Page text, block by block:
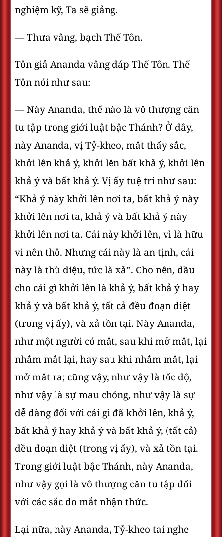
nghiệm kỹ, Ta sẽ giảng.
— Thưa vâng, bạch Thế Tôn.
Tôn giả Ananda vâng đáp Thế Tôn. Thế
Tôn nói như sau:
— Này Ananda, thế nào là vô thượng căn
tu tập trong giới luật bậc Thánh? Ở đây,
này Ananda, vị Tỷ-kheo, mắt thấy sắc,
khởi lên khả ý, khởi lên bất khả ý, khởi lên
khả ý và bất khả ý. Vị ấy tuệ tri như sau:
“Khả ý này khởi lên nơi ta, bất khả ý này
khởi lên nơi ta, khả ý và bất khả ý này
khởi lên nơi ta. Cái này khởi lên, vì là hữu
vi nên thô. Nhưng cái này là an tịnh, cái
này là thù diệu, tức là xả”. Cho nên, dầu
cho cái gì khởi lên là khả ý, bất khả ý hay
khả ý và bất khả ý, tất cả đều đoạn diệt
(trong vị ấy), và xả tồn tại. Này Ananda,
như một người có mắt, sau khi mở mắt, lại
nhắm mắt lại, hay sau khi nhắm mắt, lại
mở mắt ra; cũng vậy, như vậy là tốc độ,
như vậy là sự mau chóng, như vậy là sự
dễ dàng đối với cái gì đã khởi lên, khả ý,
bất khả ý hay khả ý và bất khả ý, (tất cả)
đều đoạn diệt (trong vị ấy), và xả tồn tại.
Trong giới luật bậc Thánh, này Ananda,
như vậy gọi là vô thượng căn tu tập đối
với các sắc do mắt nhận thức.
Lại nữa, này Ananda, Tỷ-kheo tai nghe